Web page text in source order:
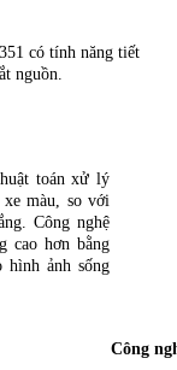
có tính năng tiết
nguồn.
toán xử lý
xe màu, so với
Công nghệ
cao hơn bằng
hình ảnh sống
Công